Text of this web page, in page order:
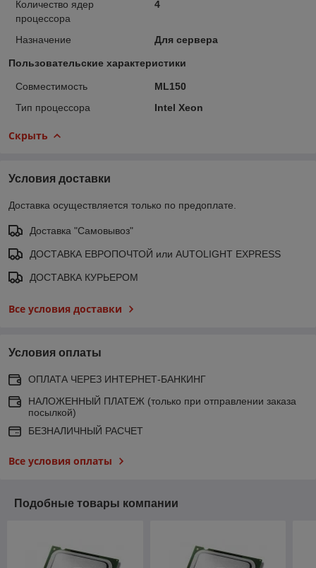
Количество ядер
процессора
4
Назначение Для сервера
Пользовательские характеристики
Совместимость
ML150
Тип процессора
Intel Xeon
Скрыть
Условия доставки
Доставка осуществляется только по предоплате.
Доставка "Самовывоз"
ДОСТАВКА ЕВРОПОЧТОЙ или AUTOLIGHT EXPRESS
ДОСТАВКА КУРЬЕРОМ
Все условия доставки
Условия оплаты
ОПЛАТА ЧЕРЕЗ ИНТЕРНЕТ-БАНКИНГ
НАЛОЖЕННЫЙ ПЛАТЕЖ (только при отправлении заказа
посылкой)
БЕЗНАЛИЧНЫЙ РАСЧЕТ
Все условия оплаты
Подобные товары компании